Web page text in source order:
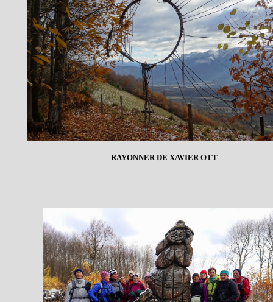
RAYONNER DE XAVIER OTT